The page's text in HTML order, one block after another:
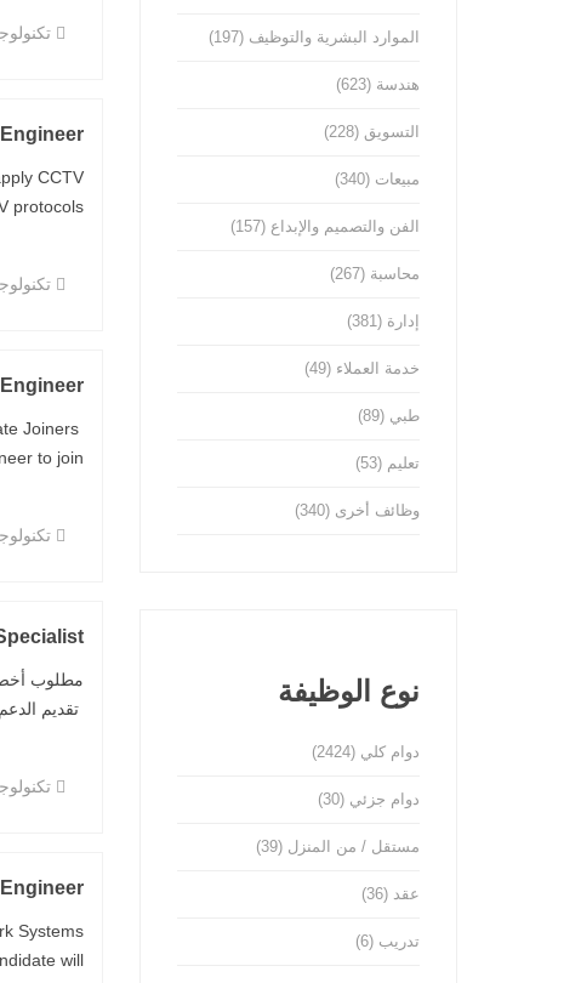
الموارد البشرية والتوظيف (197)
هندسة (623)
التسويق (228)
مبيعات (340)
الفن والتصميم والإبداع (157)
محاسبة (267)
إدارة (381)
خدمة العملاء (49)
طبي (89)
تعليم (53)
وظائف أخرى (340)
نوع الوظيفة
دوام كلي (2424)
دوام جزئي (30)
مستقل / من المنزل (39)
عقد (36)
تدريب (6)
CCTV
...
Joiners
to join ...
تقديم
Systems
will ...